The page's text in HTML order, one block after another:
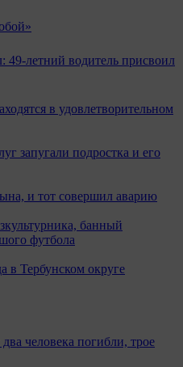
49-летний водитель присвоил
в удовлетворительном
запугали подростка и его
и тот совершил аварию
банный
футбола
в Тербунском округе
человека погибли, трое